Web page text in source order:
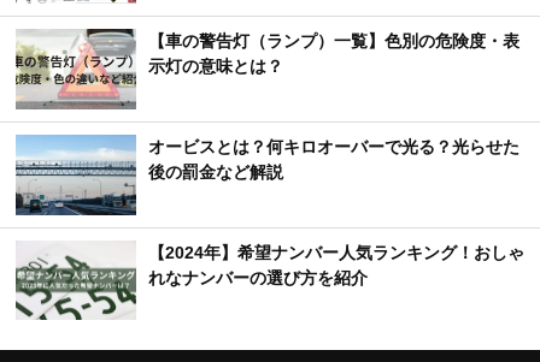
【車の警告灯（ランプ）一覧】色別の危険度・表
示灯の意味とは？
オービスとは？何キロオーバーで光る？光らせた
後の罰金など解説
【2024年】希望ナンバー人気ランキング！おしゃ
れなナンバーの選び方を紹介